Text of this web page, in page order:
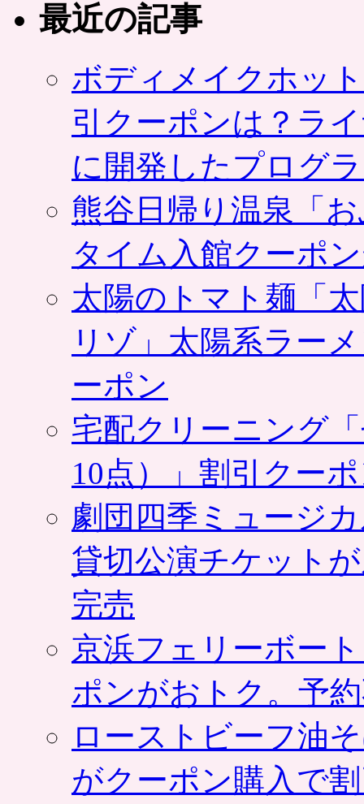
最近の記事
ボディメイクホッ
引クーポンは？ラ
に開発したプログ
熊谷日帰り温泉「
タイム入館クーポ
太陽のトマト麺「
リゾ」太陽系ラー
ーポン
宅配クリーニング
10点）」割引クー
劇団四季ミュージ
貸切公演チケット
完売
京浜フェリーボー
ポンがおトク。予
ローストビーフ油
がクーポン購入で